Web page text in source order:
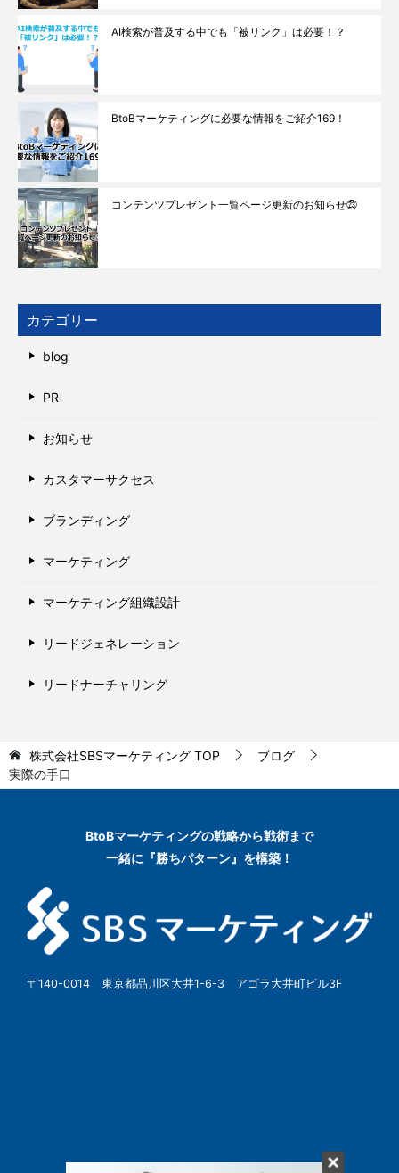
AI検索が普及する中でも「被リンク」は必要！？
BtoBマーケティングに必要な情報をご紹介169！
コンテンツプレゼント一覧ページ更新のお知らせ㉓
カテゴリー
blog
PR
お知らせ
カスタマーサクセス
ブランディング
マーケティング
マーケティング組織設計
リードジェネレーション
リードナーチャリング
株式会社SBSマーケティング TOP
ブログ
実際の手口
BtoBマーケティングの戦略から戦術まで
一緒に『勝ちパターン』を構築！
〒140-0014 東京都品川区大井1-6-3 アゴラ大井町ビル3F